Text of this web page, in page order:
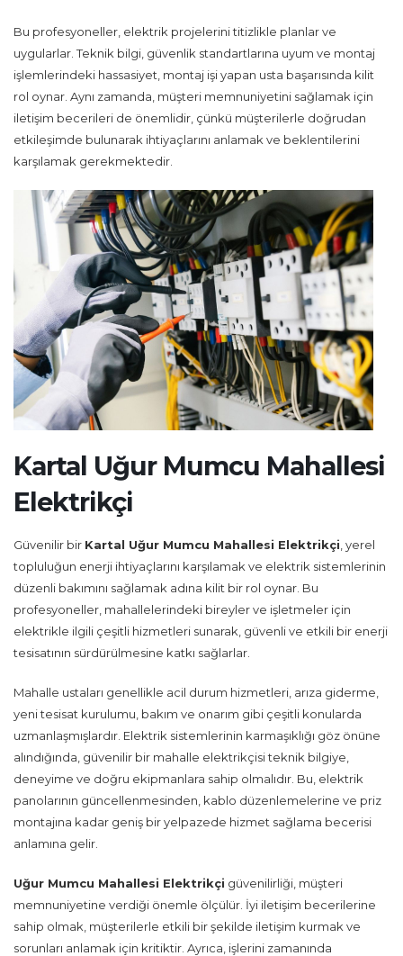
Bu profesyoneller, elektrik projelerini titizlikle planlar ve
uygularlar. Teknik bilgi, güvenlik standartlarına uyum ve montaj
işlemlerindeki hassasiyet, montaj işi yapan usta başarısında kilit
rol oynar. Aynı zamanda, müşteri memnuniyetini sağlamak için
iletişim becerileri de önemlidir, çünkü müşterilerle doğrudan
etkileşimde bulunarak ihtiyaçlarını anlamak ve beklentilerini
karşılamak gerekmektedir.
Kartal Uğur Mumcu Mahallesi
Elektrikçi
Güvenilir bir Kartal Uğur Mumcu Mahallesi Elektrikçi , yerel
topluluğun enerji ihtiyaçlarını karşılamak ve elektrik sistemlerinin
düzenli bakımını sağlamak adına kilit bir rol oynar. Bu
profesyoneller, mahallelerindeki bireyler ve işletmeler için
elektrikle ilgili çeşitli hizmetleri sunarak, güvenli ve etkili bir enerji
tesisatının sürdürülmesine katkı sağlarlar.
Mahalle ustaları genellikle acil durum hizmetleri, arıza giderme,
yeni tesisat kurulumu, bakım ve onarım gibi çeşitli konularda
uzmanlaşmışlardır. Elektrik sistemlerinin karmaşıklığı göz önüne
alındığında, güvenilir bir mahalle elektrikçisi teknik bilgiye,
deneyime ve doğru ekipmanlara sahip olmalıdır. Bu, elektrik
panolarının güncellenmesinden, kablo düzenlemelerine ve priz
montajına kadar geniş bir yelpazede hizmet sağlama becerisi
anlamına gelir.
Uğur Mumcu Mahallesi Elektrikçi güvenilirliği, müşteri
memnuniyetine verdiği önemle ölçülür. İyi iletişim becerilerine
sahip olmak, müşterilerle etkili bir şekilde iletişim kurmak ve
sorunları anlamak için kritiktir. Ayrıca, işlerini zamanında